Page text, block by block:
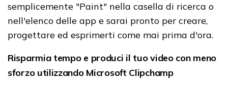
semplicemente "Paint" nella casella di ricerca o
nell'elenco delle app e sarai pronto per creare,
progettare ed esprimerti come mai prima d'ora.
Risparmia tempo e produci il tuo video con meno
sforzo utilizzando Microsoft Clipchamp